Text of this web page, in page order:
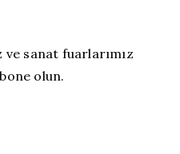
ve sanat fuarlarımız
olun.